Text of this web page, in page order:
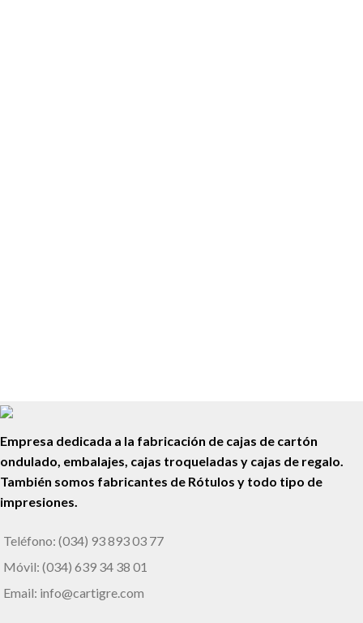
Empresa dedicada a la fabricación de cajas de cartón
ondulado, embalajes, cajas troqueladas y cajas de regalo.
También somos fabricantes de Rótulos y todo tipo de
impresiones.
Teléfono: (034) 93 893 03 77
Móvil: (034) 639 34 38 01
Email: info@cartigre.com